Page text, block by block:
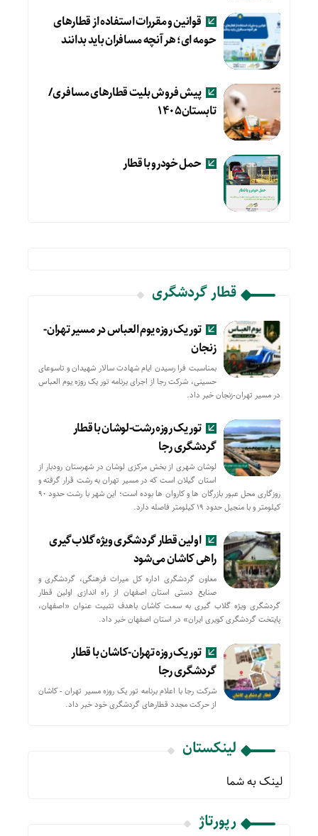
قوانین و مقررات استفاده از قطارهای
حومه ای؛ هر آنچه مسافران باید بدانند
پیش فروش بلیت قطارهای مسافری/
تابستان۱۴۰۵
حمل خودرو با قطار
قطار گردشگری
تور یک روزه یوم العباس در مسیر تهران-
زنجان
بمناسبت فرا رسیدن ایام شهادت سالار شهیدان و تاسوعای
حسینی، شرکت رجا از اجرای برنامه تور یک روزه یوم العباس
در مسیر تهران-زنجان خبر داد.
تور یک روزه رشت-لوشان با قطار
گردشگری رجا
لوشان شهری از بخش مرکزی لوشان در شهرستان رودبار از
استان گیلان است که در مسیر تهران به رشت قرار گرفته و
روزگاری محل عبور بازرگان ها و کاروان ها بوده است؛ این شهر با رشت حدود ۹۰
کیلومتر و با منجیل حدود ۱۹ کیلومتر فاصله دارد.
اولین قطار گردشگری ویژه گلاب‌گیری
راهی کاشان می‌شود
معاون گردشگری اداره کل میراث فرهنگی، گردشگری و
صنایع دستی استان اصفهان از راه اندازی اولین قطار
گردشگری ویژه گلاب گیری به سمت کاشان باهدف تثبیت عنوان «اصفهان،
پایتخت گردشگری کویری ایران» در استان اصفهان خبر داد.
تور یک روزه تهران-کاشان با قطار
گردشگری رجا
شرکت رجا با اعلام برنامه تور یک روزه مسیر تهران - کاشان
از حركت مجدد قطارهای گردشگری خود خبر داد.
لینکستان
لینک به شما
رپورتاژ